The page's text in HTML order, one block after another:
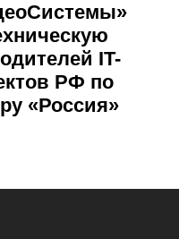
IT-
РФ по
«Россия»